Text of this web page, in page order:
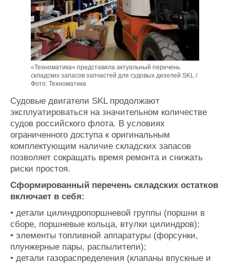
«Техноматика» представила актуальный перечень
складских запасов запчастей для судовых дизелей SKL /
Фото: Техноматика
Судовые двигатели SKL продолжают
эксплуатироваться на значительном количестве
судов российского флота. В условиях
ограниченного доступа к оригинальным
комплектующим наличие складских запасов
позволяет сокращать время ремонта и снижать
риски простоя.
Сформированный перечень складских остатков
включает в себя:
• детали цилиндропоршневой группы (поршни в
сборе, поршневые кольца, втулки цилиндров);
• элементы топливной аппаратуры (форсунки,
плунжерные пары, распылители);
• детали газораспределения (клапаны впускные и